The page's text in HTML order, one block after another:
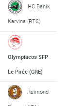
HC Banik
Karvina (RTC)
Olympiacos SFP
Le Pirée (GRE)
Raimond